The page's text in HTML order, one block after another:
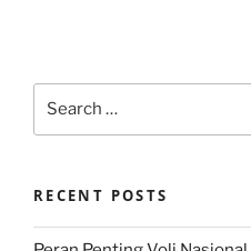
RECENT POSTS